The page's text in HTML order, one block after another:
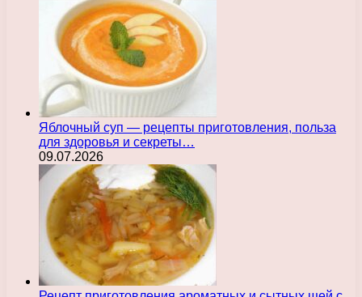
Яблочный суп — рецепты приготовления, польза
для здоровья и секреты…
09.07.2026